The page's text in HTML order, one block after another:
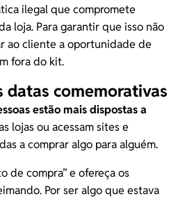
ilegal que compromete
loja. Para garantir que isso não
ao cliente a oportunidade de
fora do kit.
datas comemorativas
estão mais dispostas a
lojas ou acessam sites e
a comprar algo para alguém.
de compra” e ofereça os
Por ser algo que estava